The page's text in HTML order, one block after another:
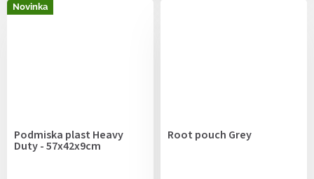
Novinka
Podmiska plast Heavy
Duty - 57x42x9cm
Root pouch Grey